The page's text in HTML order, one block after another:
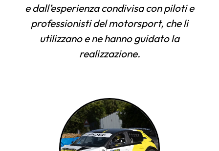
e dall’esperienza condivisa con piloti e
professionisti del motorsport, che li
utilizzano e ne hanno guidato la
realizzazione.